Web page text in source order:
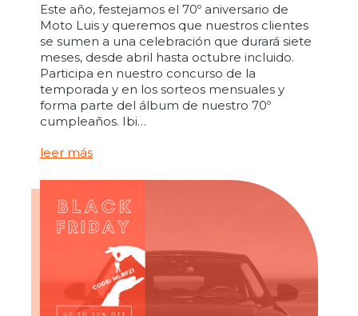
Este año, festejamos el 70º aniversario de
Moto Luis y queremos que nuestros clientes
se sumen a una celebración que durará siete
meses, desde abril hasta octubre incluido.
Participa en nuestro concurso de la
temporada y en los sorteos mensuales y
forma parte del álbum de nuestro 70º
cumpleaños. Ibi…
leer más